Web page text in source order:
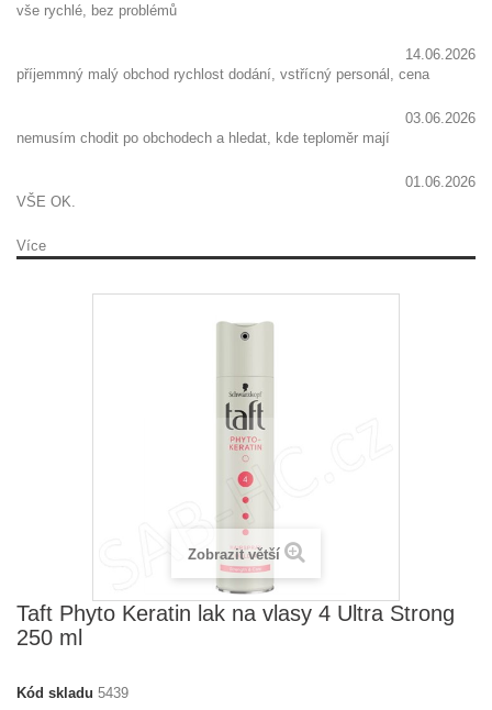
vše rychlé, bez problémů
14.06.2026
příjemmný malý obchod rychlost dodání, vstřícný personál, cena
03.06.2026
nemusím chodit po obchodech a hledat, kde teploměr mají
01.06.2026
VŠE OK.
Více
Zobrazit větší
Taft Phyto Keratin lak na vlasy 4 Ultra Strong
250 ml
Kód skladu 5439